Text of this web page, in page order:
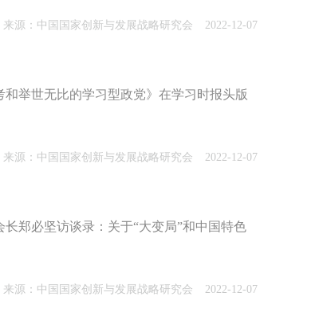
来源：中国国家创新与发展战略研究会 2022-12-07
举世无比的学习型政党》在学习时报头版
来源：中国国家创新与发展战略研究会 2022-12-07
郑必坚访谈录：关于“大变局”和中国特色
来源：中国国家创新与发展战略研究会 2022-12-07